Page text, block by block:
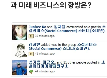
과 미래 비즈니스의 향방은?